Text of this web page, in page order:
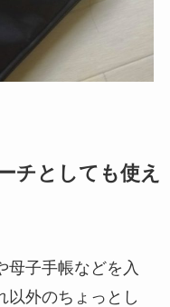
チとしても使え
母子手帳などを入
以外のちょっとし